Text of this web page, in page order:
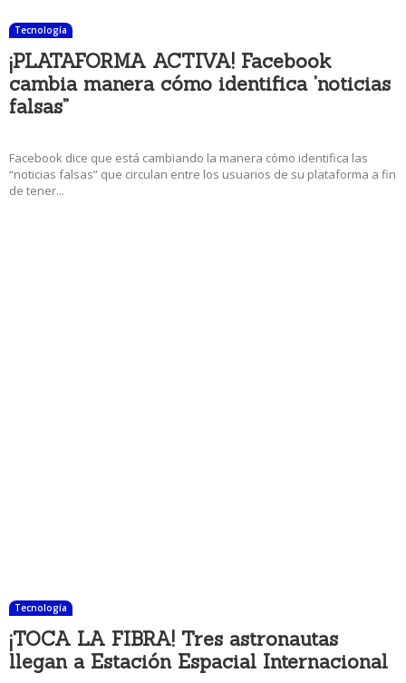
Tecnología
¡PLATAFORMA ACTIVA! Facebook
cambia manera cómo identifica ’noticias
falsas”
Facebook dice que está cambiando la manera cómo identifica las
“noticias falsas” que circulan entre los usuarios de su plataforma a fin
de tener...
Tecnología
¡TOCA LA FIBRA! Tres astronautas
llegan a Estación Espacial Internacional